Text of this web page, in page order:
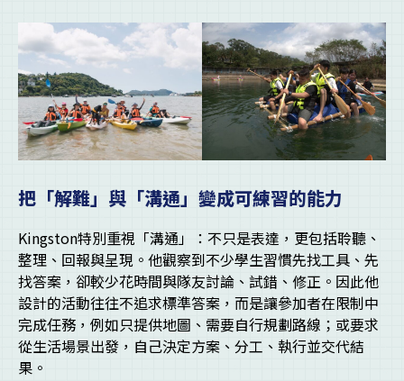
把「解難」與「溝通」變成可練習的能力
Kingston特別重視「溝通」：不只是表達，更包括聆聽、
整理、回報與呈現。他觀察到不少學生習慣先找工具、先
找答案，卻較少花時間與隊友討論、試錯、修正。因此他
設計的活動往往不追求標準答案，而是讓參加者在限制中
完成任務，例如只提供地圖、需要自行規劃路線；或要求
從生活場景出發，自己決定方案、分工、執行並交代結
果。